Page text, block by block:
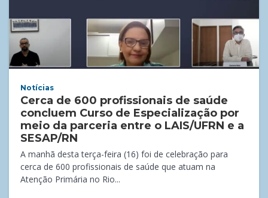
Notícias
Cerca de 600 profissionais de saúde
concluem Curso de Especialização por
meio da parceria entre o LAIS/UFRN e a
SESAP/RN
A manhã desta terça-feira (16) foi de celebração para
cerca de 600 profissionais de saúde que atuam na
Atenção Primária no Rio...